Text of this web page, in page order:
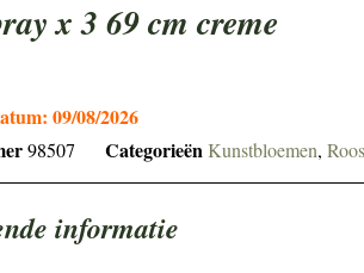
x 3 69 cm creme
09/08/2026
98507 CategorieënKunstbloemen, Roos
informatie